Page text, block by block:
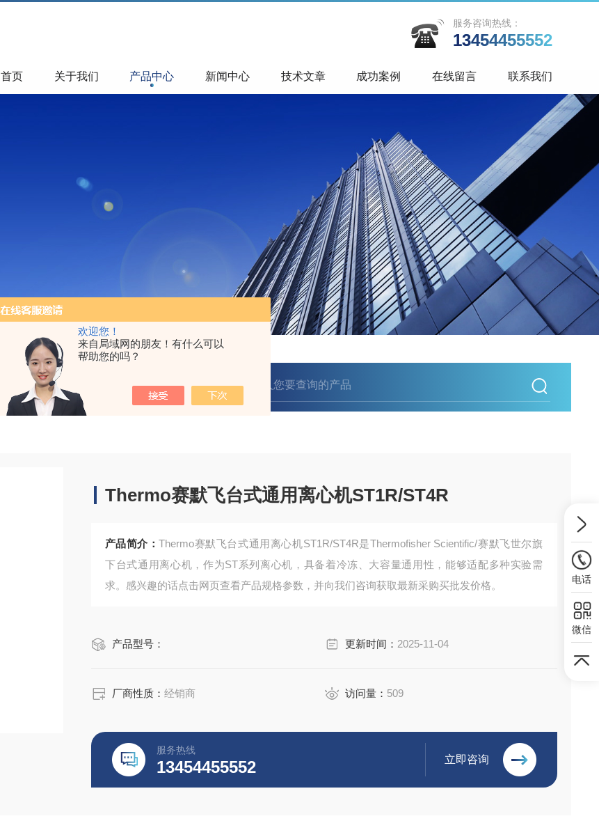
欢迎您！
来自局域网的朋友！有什么可以
帮助您的吗？
服务咨询热线：
13454455552
首页 关于我们 产品中心 新闻中心 技术文章 成功案例 在线留言 联系我们
Thermo赛默飞台式通用离心机ST1R/ST4R
Thermo赛默飞台式通用离心机ST1R/ST4R
产品简介：Thermo赛默飞台式通用离心机ST1R/ST4R是Thermofisher Scientific/赛默飞世尔旗
下台式通用离心机，作为ST系列离心机，具备着冷冻、大容量通用性，能够适配多种实验需
求。感兴趣的话点击网页查看产品规格参数，并向我们咨询获取最新采购买批发价格。
产品型号： 更新时间： 2025-11-04
厂商性质：经销商 访问量： 509
服务热线
13454455552 立即咨询
电话
微信